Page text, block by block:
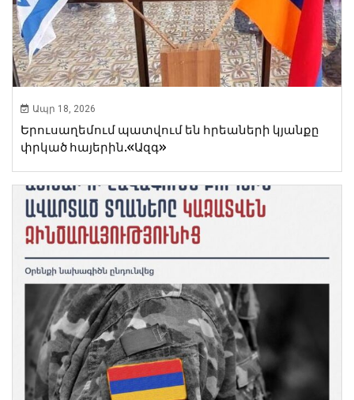
Ապր 18, 2026
Երուսաղեմում պատվում են հրեաների կյանքը
փրկած հայերին.«Ազգ»